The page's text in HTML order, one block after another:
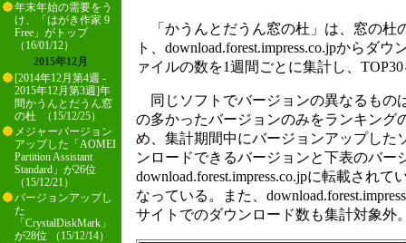
年末年始の需要をう
け、「はがき作家 9
Free」がトップ
（16/01/12）
2015年12月
[2014年12月第4週 -
2015年12月第3週]年
間かうんとだうん窓
の杜 （15/12/25）
メジャーバージョン
アップした「AOMEI
Partition Assistant
Standard」が26位
（15/12/21）
バージョンアップし
た
「CrystalDiskMark」
が28位 （15/12/14）
「かうんとだうん窓の杜」は、窓の杜
ト、download.forest.impress.co.jpからダ
ァイルの数を1週間ごとに集計し、
同じソフトでバージョンの異なるもの
の多かったバージョンのみをランキング
め、集計期間中にバージョンアップした
ンロードできるバージョンと下表のバー
download.forest.impress.co.jpに転載され
なっている。また、
サイトでのダウンロード数も集計対象外